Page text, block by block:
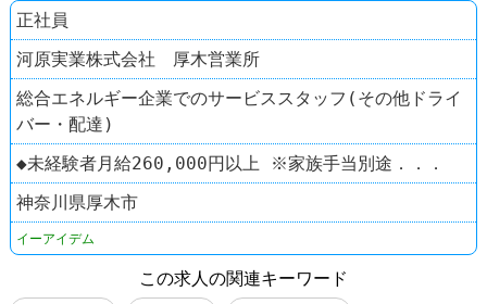
正社員
河原実業株式会社 厚木営業所
総合エネルギー企業でのサービススタッフ(その他ドライ
バー・配達)
◆未経験者月給260,000円以上 ※家族手当別途．．．
神奈川県厚木市
イーアイデム
この求人の関連キーワード